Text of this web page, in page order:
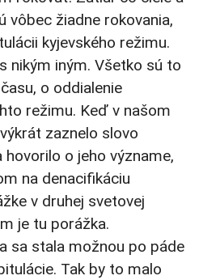
vôbec žiadne rokovania,
kyjevského režimu.
nikým iným. Všetko sú to
o oddialenie
režimu. Keď v našom
zaznelo slovo
hovorilo o jeho význame,
na denacifikáciu
v druhej svetovej
je tu porážka.
sa stala možnou po páde
Tak by to malo